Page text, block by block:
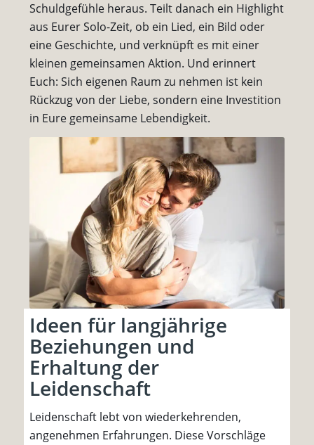
Schuldgefühle heraus. Teilt danach ein Highlight
aus Eurer Solo-Zeit, ob ein Lied, ein Bild oder
eine Geschichte, und verknüpft es mit einer
kleinen gemeinsamen Aktion. Und erinnert
Euch: Sich eigenen Raum zu nehmen ist kein
Rückzug von der Liebe, sondern eine Investition
in Eure gemeinsame Lebendigkeit.
Ideen für langjährige
Beziehungen und
Erhaltung der
Leidenschaft
Leidenschaft lebt von wiederkehrenden,
angenehmen Erfahrungen. Diese Vorschläge